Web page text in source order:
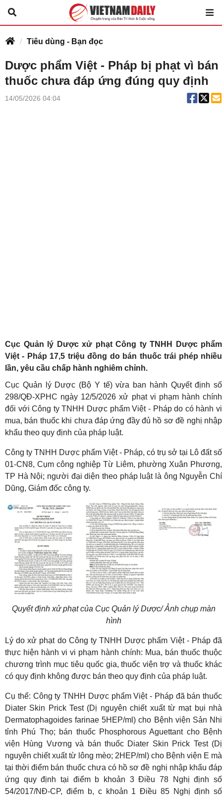
Tiêu dùng - Bạn đọc
Dược phẩm Việt - Pháp bị phạt vì bán
thuốc chưa đáp ứng đúng quy định
14/05/2026 04:04
Cục Quản lý Dược xử phạt Công ty TNHH Dược phẩm
Việt - Pháp 17,5 triệu đồng do bán thuốc trái phép nhiều
lần, yêu cầu chấp hành nghiêm chỉnh.
Cục Quản lý Dược (Bộ Y tế) vừa ban hành Quyết định số
298/QĐ-XPHC ngày 12/5/2026 xử phạt vi phạm hành chính
đối với Công ty TNHH Dược phẩm Việt - Pháp do có hành vi
mua, bán thuốc khi chưa đáp ứng đầy đủ hồ sơ đề nghị nhập
khẩu theo quy định của pháp luật.
Công ty TNHH Dược phẩm Việt - Pháp, có trụ sở tại Lô đất số
01-CN8, Cụm công nghiệp Từ Liêm, phường Xuân Phương,
TP Hà Nội; người đại diện theo pháp luật là ông Nguyễn Chí
Dũng, Giám đốc công ty.
Quyết định xử phạt của Cục Quản lý Dược/ Ảnh chụp màn
hình
Lý do xử phạt do Công ty TNHH Dược phẩm Việt - Pháp đã
thực hiện hành vi vi phạm hành chính: Mua, bán thuốc thuộc
chương trình mục tiêu quốc gia, thuốc viện trợ và thuốc khác
có quy định không được bán theo quy định của pháp luật.
Cụ thể: Công ty TNHH Dược phẩm Việt - Pháp đã bán thuốc
Diater Skin Prick Test (Dị nguyên chiết xuất từ mạt bụi nhà
Dermatophagoides farinae 5HEP/ml) cho Bệnh viện Sản Nhi
tỉnh Phú Thọ; bán thuốc Phosphorous Aguettant cho Bệnh
viện Hùng Vương và bán thuốc Diater Skin Prick Test (Dị
nguyên chiết xuất từ lông mèo; 2HEP/ml) cho Bệnh viện E mà
tại thời điểm bán thuốc chưa có hồ sơ đề nghị nhập khẩu đáp
ứng quy định tại điểm b khoản 3 Điều 78 Nghị định số
54/2017/NĐ-CP, điểm b, c khoản 1 Điều 85 Nghị định số